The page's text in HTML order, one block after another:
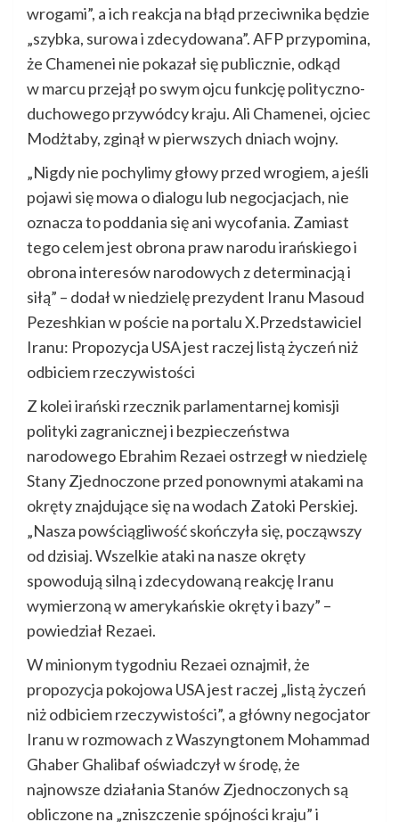
wrogami”, a ich reakcja na błąd przeciwnika będzie
„szybka, surowa i zdecydowana”. AFP przypomina,
że Chamenei nie pokazał się publicznie, odkąd
w marcu przejął po swym ojcu funkcję polityczno-
duchowego przywódcy kraju. Ali Chamenei, ojciec
Modżtaby, zginął w pierwszych dniach wojny.
„Nigdy nie pochylimy głowy przed wrogiem, a jeśli
pojawi się mowa o dialogu lub negocjacjach, nie
oznacza to poddania się ani wycofania. Zamiast
tego celem jest obrona praw narodu irańskiego i
obrona interesów narodowych z determinacją i
siłą” – dodał w niedzielę prezydent Iranu Masoud
Pezeshkian w poście na portalu X.Przedstawiciel
Iranu: Propozycja USA jest raczej listą życzeń niż
odbiciem rzeczywistości
Z kolei irański rzecznik parlamentarnej komisji
polityki zagranicznej i bezpieczeństwa
narodowego Ebrahim Rezaei ostrzegł w niedzielę
Stany Zjednoczone przed ponownymi atakami na
okręty znajdujące się na wodach Zatoki Perskiej.
„Nasza powściągliwość skończyła się, począwszy
od dzisiaj. Wszelkie ataki na nasze okręty
spowodują silną i zdecydowaną reakcję Iranu
wymierzoną w amerykańskie okręty i bazy” –
powiedział Rezaei.
W minionym tygodniu Rezaei oznajmił, że
propozycja pokojowa USA jest raczej „listą życzeń
niż odbiciem rzeczywistości”, a główny negocjator
Iranu w rozmowach z Waszyngtonem Mohammad
Ghaber Ghalibaf oświadczył w środę, że
najnowsze działania Stanów Zjednoczonych są
obliczone na „zniszczenie spójności kraju” i